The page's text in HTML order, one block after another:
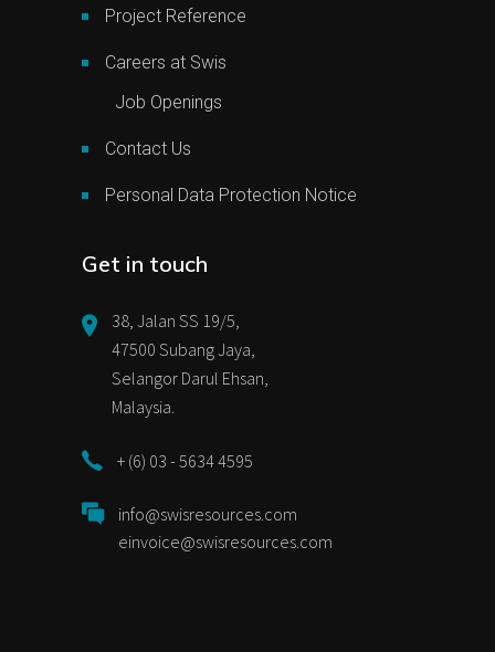
Project Reference
Careers at Swis
Job Openings
Contact Us
Personal Data Protection Notice
Get in touch
38, Jalan SS 19/5,
47500 Subang Jaya,
Selangor Darul Ehsan,
Malaysia.
+ (6) 03 - 5634 4595
info@swisresources.com
einvoice@swisresources.com